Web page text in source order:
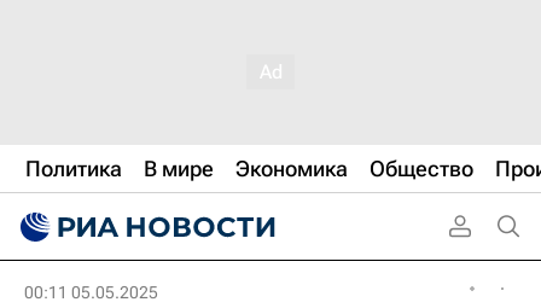
Политика В мире Экономика Общество
00:11 05.05.2025